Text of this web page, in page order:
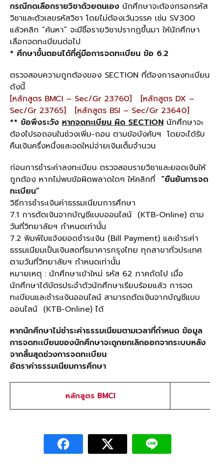
กรณีกดเลือกรายวิชาด้วยตนเอง นักศึกษาจะต้องกรอกรหัส
วิชาและตัวเลขรหัสวิชา โดยไม่ต้องเว้นวรรค เช่น SV300
แล้วคลิก “ค้นหา” จะมีชื่อรายวิชาปรากฏขึ้นมา ให้นักศึกษา
เลือกจดทะเบียนต่อไป
* ศึกษาขั้นตอนได้ที่คู่มือการจดทะเบียน ข้อ 6.2
ตรวจสอบความถูกต้องของ SECTION ที่ต้องการลงทะเบียน
ดังนี้
[หลักสูตร BMCI – Sec/Gr 23760] [หลักสูตร DX –
Sec/Gr 23765] [หลักสูตร BSI – Sec/Gr 23640]
** ข้อพึงระวัง หากจดทะเบียน ผิดSECTION นักศึกษาจะ
ต้องไปรอถอนในช่วงเพิ่ม-ถอน ตามข้อบังคับฯ โดยจะได้รับ
คืนเงินครึ่งหนึ่งและจดใหม่จ่ายเงินเต็มจำนวน
ก่อนการชำระค่าลงทะเบียน ตรวจสอบรายวิชาและยอดเงินให้
ถูกต้อง หากไม่พบข้อผิดพลาดใดๆ ให้คลิกที่ “ยืนยันการจด
ทะเบียน”
วิธีการชำระเงินค่าธรรมเนียมการศึกษา
7.1 การตัดเงินจากบัญชีแบบออนไลน์ (KTB-Online) ตาม
วันที่วิทยาลัยฯ กำหนดเท่านั้น
7.2 พิมพ์ใบแจ้งยอดชำระเงิน (Bill Payment) และชำระค่า
ธรรมเนียมเป็นเงินสดที่ธนาคารกรุงไทย ทุกสาขาทั่วประเทศ
ตามวันที่วิทยาลัยฯ กำหนดเท่านั้น
หมายเหตุ : นักศึกษาเข้าใหม่ รหัส 62 ภาคถัดไป เมื่อ
นักศึกษาได้บัตรประจำตัวนักศึกษาเรียบร้อยแล้ว การจด
ทะเบียนและชำระเงินออนไลน์ สามารถตัดเงินจากบัญชีแบบ
ออนไลน์ (KTB-Online) ได้
หากนักศึกษาไม่ชำระค่าธรรมเนียมตามเวลาที่กำหนด ข้อมูล
การจดทะเบียนของนักศึกษาจะถูกยกเลิกออกจากระบบหลัง
จากสิ้นสุดช่วงการจดทะเบียน
อัตราค่าธรรมเนียมการศึกษา
หลักสูตร BMCI